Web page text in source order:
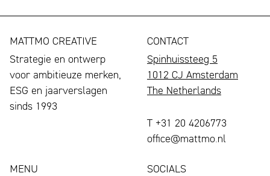
MATTMO CREATIVE
Strategie en ontwerp
voor ambitieuze merken,
ESG en jaarverslagen
sinds 1993
CONTACT
Spinhuissteeg 5
1012 CJ Amsterdam
The Netherlands
T +31 20 4206773
office@mattmo.nl
MENU
SOCIALS